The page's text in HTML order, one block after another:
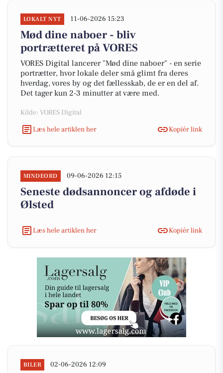
LOKALT NYT 11-06-2026 15:23
Mød dine naboer - bliv
portrætteret på VORES
VORES Digital lancerer "Mød dine naboer" - en serie
portrætter, hvor lokale deler små glimt fra deres
hverdag, vores by og det fællesskab, de er en del af.
Det tager kun 2-3 minutter at være med.
Kilde: VORES Digital
Læs hele artiklen her
Kopiér link
MINDEORD 09-06-2026 12:15
Seneste dødsannoncer og afdøde i
Ølsted
Læs hele artiklen her Kopiér link
BILER 02-06-2026 12:09